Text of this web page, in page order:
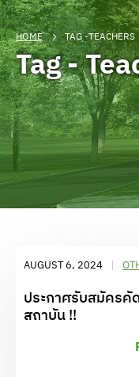
HOME TAG -TEACHERS
Tag -
AUGUST 6, 2024
ประกาศรับสมัครคั
สถาบัน !!